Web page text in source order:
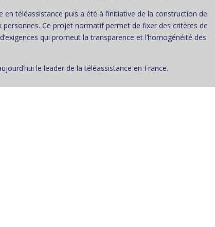
téléassistance puis a été à l’initiative de la construction de
Ce projet normatif permet de fixer des critères de
qui promeut la transparence et l’homogénéité des
le leader de la téléassistance en France.